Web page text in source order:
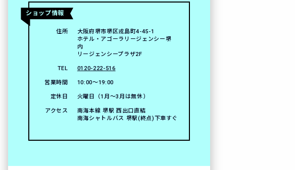
ショップ情報
住所
大阪府堺市堺区戎島町4-45-1
ホテル・アゴーラリージェンシー堺
内
リージェンシープラザ2F
TEL 0120-222-516
営業時間 10:00〜19:00
定休日 火曜日（1月〜3月は無休）
アクセス
南海本線 堺駅 西出口直結
南海シャトルバス 堺駅(終点)下車すぐ